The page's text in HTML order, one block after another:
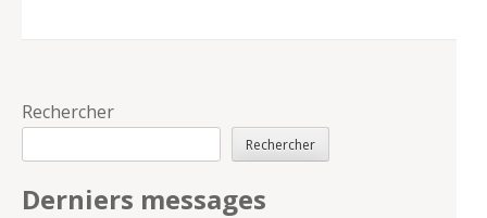
Rechercher
Rechercher
Derniers messages